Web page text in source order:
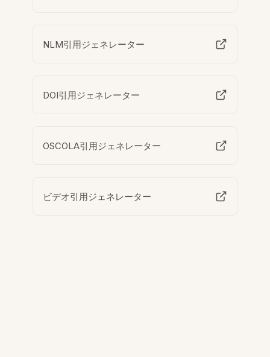
NLM引用ジェネレーター
DOI引用ジェネレーター
OSCOLA引用ジェネレーター
ビデオ引用ジェネレーター